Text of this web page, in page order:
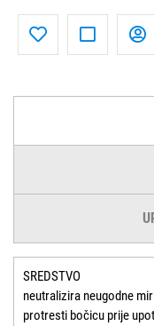
SREDSTVO
neutralizira neugodne
protresti bočicu prije